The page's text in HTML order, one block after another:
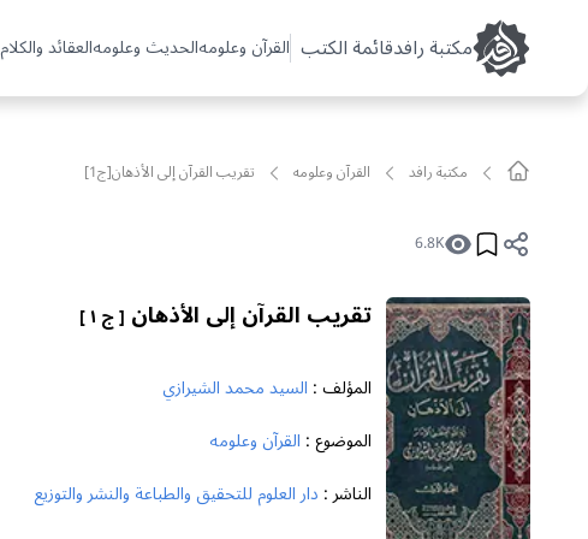
مکتبة رافدقائمة الكتب القرآن وعلومهالحديث وعلومهالعقائد والكلام
مکتبة رافد القرآن وعلومه تقريب القرآن إلى الأذهان[ج1]
6.8K
تقريب القرآن إلى الأذهان [ ج ١ ]
المؤلف : السيد محمد الشيرازي
الموضوع : القرآن وعلومه
الناشر : دار العلوم للتحقيق والطباعة والنشر والتوزيع